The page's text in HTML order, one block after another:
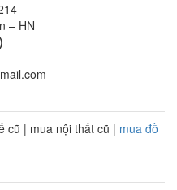
– HN
cũ | mua nội thất cũ | mua đồ